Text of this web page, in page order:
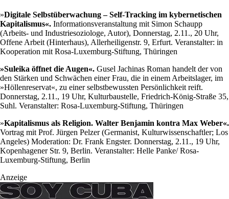
»Digitale Selbstüberwachung – Self-Tracking im kybernetischen
Kapitalismus«. Informationsveranstaltung mit Simon Schaupp
(Arbeits- und Industriesoziologe, Autor), Donnerstag, 2.11., 20 Uhr,
Offene Arbeit (Hinterhaus), Allerheiligenstr. 9, Erfurt. Veranstalter: in
Kooperation mit Rosa-Luxemburg-Stiftung, Thüringen
»Suleika öffnet die Augen«. Gusel Jachinas Roman handelt der von
den Stärken und Schwächen einer Frau, die in einem Arbeitslager, im
»Höllenreservat«, zu einer selbstbewussten Persönlichkeit reift.
Donnerstag, 2.11., 19 Uhr, Kulturbaustelle, Friedrich-König-Straße 35,
Suhl. Veranstalter: Rosa-Luxemburg-Stiftung, Thüringen
»Kapitalismus als Religion. Walter Benjamin kontra Max Weber«.
Vortrag mit Prof. Jürgen Pelzer (Germanist, Kulturwissenschaftler; Los
Angeles) Moderation: Dr. Frank Engster. Donnerstag, 2.11., 19 Uhr,
Kopenhagener Str. 9, Berlin. Veranstalter: Helle Panke/ Rosa-
Luxemburg-Stiftung, Berlin
Anzeige